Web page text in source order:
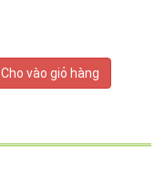
Cho vào giỏ hàng